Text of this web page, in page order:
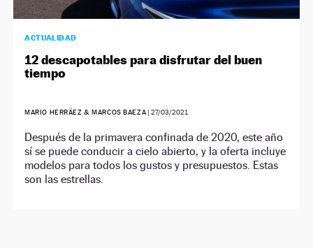
ACTUALIDAD
12 descapotables para disfrutar del buen
tiempo
MARIO HERRÁEZ & MARCOS BAEZA |27/03/2021
Después de la primavera confinada de 2020, este año
sí se puede conducir a cielo abierto, y la oferta incluye
modelos para todos los gustos y presupuestos. Estas
son las estrellas.